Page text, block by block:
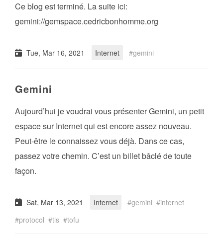
Ce blog est terminé. La suite ici:
gemini://gemspace.cedricbonhomme.org
Tue, Mar 16, 2021 Internet gemini
Gemini
Aujourd’hui je voudrai vous présenter Gemini, un petit
espace sur Internet qui est encore assez nouveau.
Peut-être le connaissez vous déjà. Dans ce cas,
passez votre chemin. C’est un billet bâclé de toute
façon.
Sat, Mar 13, 2021 Internet gemini
internet
protocol
tls tofu